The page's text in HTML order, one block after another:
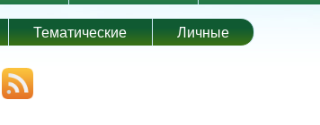
Тематические Личные